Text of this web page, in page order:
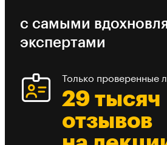
с самыми
экспертами
Только проверенные
29 тысяч
отзывов